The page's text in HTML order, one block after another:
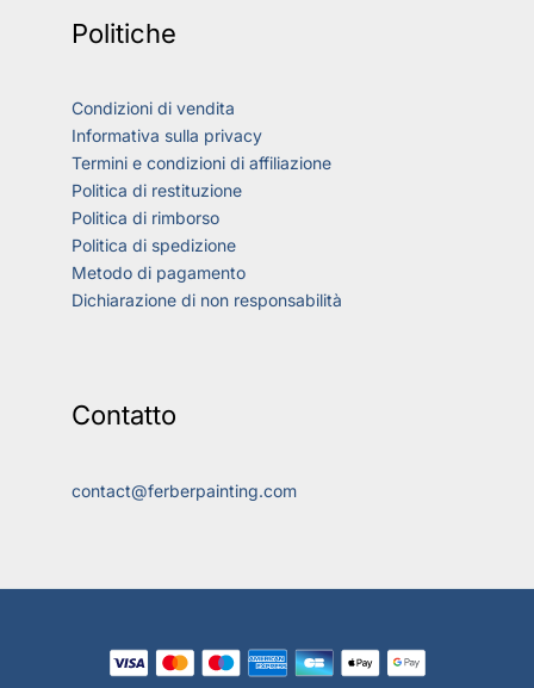
Politiche
Condizioni di vendita
Informativa sulla privacy
Termini e condizioni di affiliazione
Politica di restituzione
Politica di rimborso
Politica di spedizione
Metodo di pagamento
Dichiarazione di non responsabilità
Contatto
contact@ferberpainting.com